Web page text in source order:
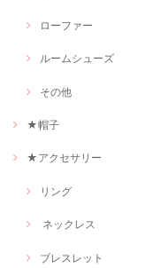
ローファー
ルームシューズ
その他
★帽子
★アクセサリー
リング
ネックレス
ブレスレット